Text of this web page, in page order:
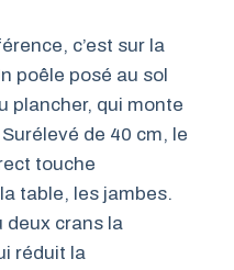
c’est sur la
poêle posé au sol
plancher, qui monte
de 40 cm, le
touche
table, les jambes.
deux crans la
réduit la